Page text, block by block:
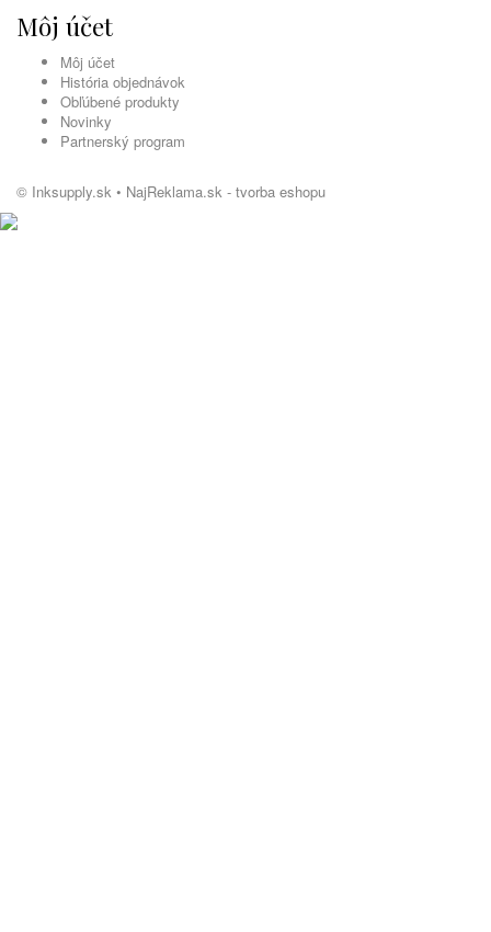
Môj účet
Môj účet
História objednávok
Obľúbené produkty
Novinky
Partnerský program
© Inksupply.sk • NajReklama.sk - tvorba eshopu